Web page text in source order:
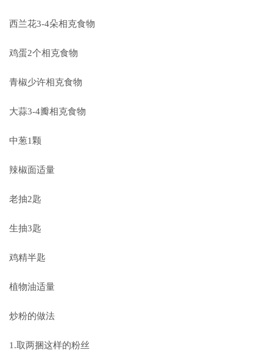
西兰花3-4朵相克食物
鸡蛋2个相克食物
青椒少许相克食物
大蒜3-4瓣相克食物
中葱1颗
辣椒面适量
老抽2匙
生抽3匙
鸡精半匙
植物油适量
炒粉的做法
1.取两捆这样的粉丝